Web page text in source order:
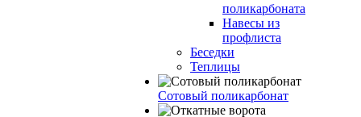
поликарбоната
Навесы из
профлиста
Беседки
Теплицы
Сотовый поликарбонат